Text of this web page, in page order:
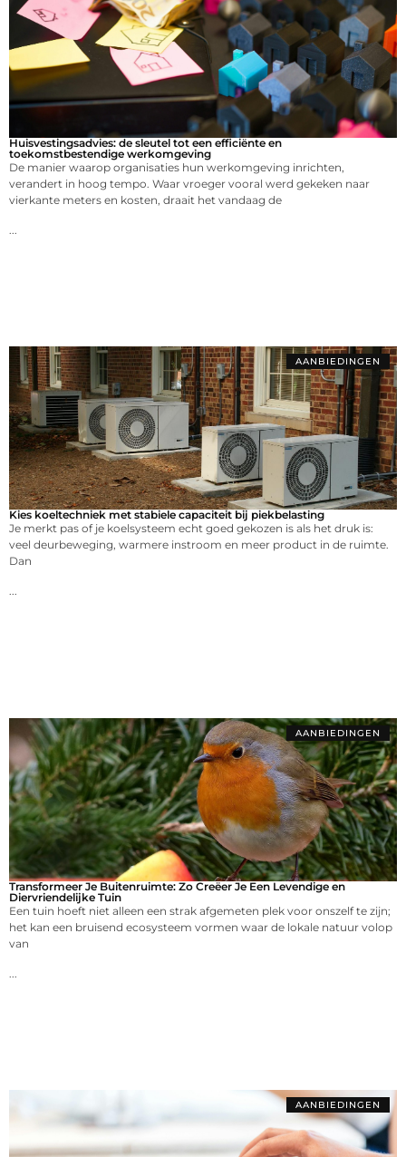
Huisvestingsadvies: de sleutel tot een efficiënte en
toekomstbestendige werkomgeving
De manier waarop organisaties hun werkomgeving inrichten,
verandert in hoog tempo. Waar vroeger vooral werd gekeken naar
vierkante meters en kosten, draait het vandaag de
AANBIEDINGEN
Kies koeltechniek met stabiele capaciteit bij piekbelasting
Je merkt pas of je koelsysteem echt goed gekozen is als het druk is:
veel deurbeweging, warmere instroom en meer product in de ruimte.
Dan
AANBIEDINGEN
Transformeer Je Buitenruimte: Zo Creëer Je Een Levendige en
Diervriendelijke Tuin
Een tuin hoeft niet alleen een strak afgemeten plek voor onszelf te zijn;
het kan een bruisend ecosysteem vormen waar de lokale natuur volop
van
AANBIEDINGEN